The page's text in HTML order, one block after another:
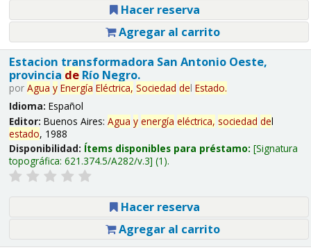
Hacer reserva
Agregar al carrito
Estacion transformadora San Antonio Oeste,
provincia deRío Negro.
por Agua y Energía Eléctrica, Sociedad del Estado.
Idioma: Español
Editor: Buenos Aires: Agua y energía eléctrica, sociedad del
estado, 1988
Disponibilidad: Ítems disponibles para préstamo: Signatura
topográfica: 621.374.5/A282/v.3 (1).
Hacer reserva
Agregar al carrito